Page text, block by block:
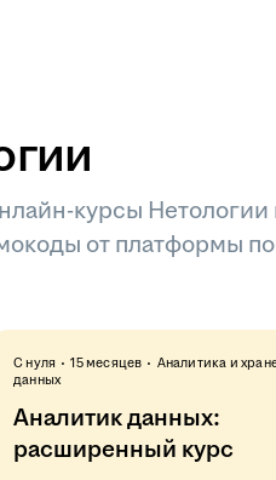
курсы
от платформы
С нуля 15 месяцев
Аналитика и
данных
Аналитик данных:
расширенный курс